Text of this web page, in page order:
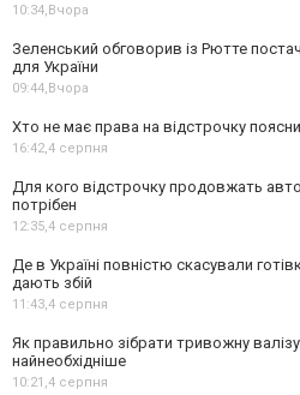
10:34, Вчора
Зеленський обговорив із Рютте
для України
09:44, Вчора
Хто не має права на відстрочку
16:42,4 серпня
Для кого відстрочку продовжать
потрібен
12:35,4 серпня
Де в Україні повністю скасували
дають збій
11:43,4 серпня
Як правильно зібрати тривожну
найнеобхідніше
10:21,4 серпня